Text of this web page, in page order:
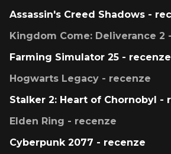
Assassin's Creed Shadows -
Kingdom Come: Deliverance 2
Farming Simulator 25 - recenze
Hogwarts Legacy - recenze
Stalker 2: Heart of Chornobyl -
Elden Ring - recenze
Cyberpunk 2077 - recenze